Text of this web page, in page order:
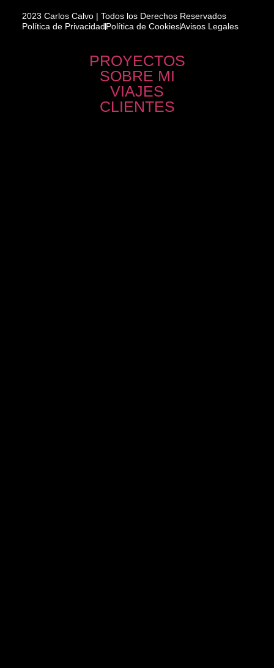
2023 Carlos Calvo | Todos los Derechos Reservados
Política de PrivacidadPolítica de CookiesAvisos Legales
PROYECTOS
SOBRE MI
VIAJES
CLIENTES